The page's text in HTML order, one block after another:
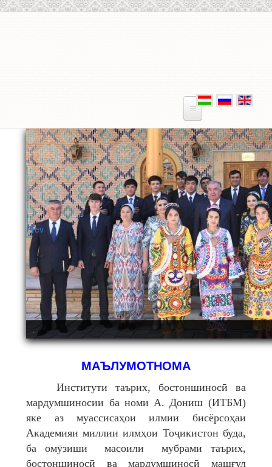
.
Prev
МАЪЛУМОТНОМА
Институти таърих, бостоншиносӣ ва
мардумшиносии ба номи А. Дониш (ИТБМ)
яке аз муассисаҳои илмии бисёрсоҳаи
Академияи миллии илмҳои Тоҷикистон буда,
ба омӯзиши масоили мубрами таърих,
бостоншиносӣ ва мардумшиносӣ машғул